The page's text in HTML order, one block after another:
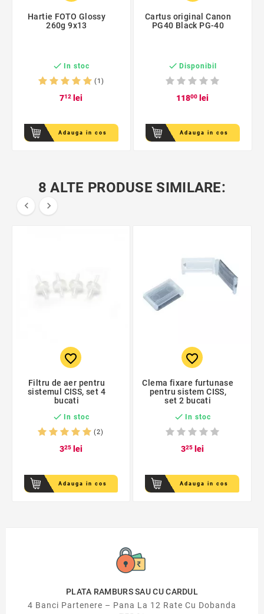
Hartie FOTO Glossy
260g 9x13
 In stoc
(1)
712 lei
Adauga in cos
Cartus original Canon
PG40 Black PG-40
 Disponibil
11800 lei
Adauga in cos
8 ALTE PRODUSE SIMILARE:
 
favorite_border
Filtru de aer pentru
sistemul CISS, set 4
bucati
 In stoc
(2)
325lei
Adauga in cos
favorite_border
Clema fixare furtunase
pentru sistem CISS,
set 2 bucati
 In stoc
325lei
Adauga in cos
PLATA RAMBURS SAU CU CARDUL
4 Banci Partenere – Pana La 12 Rate Cu Dobanda